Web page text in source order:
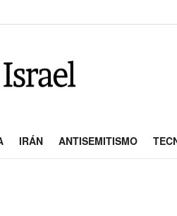
IRÁN ANTISEMITISMO